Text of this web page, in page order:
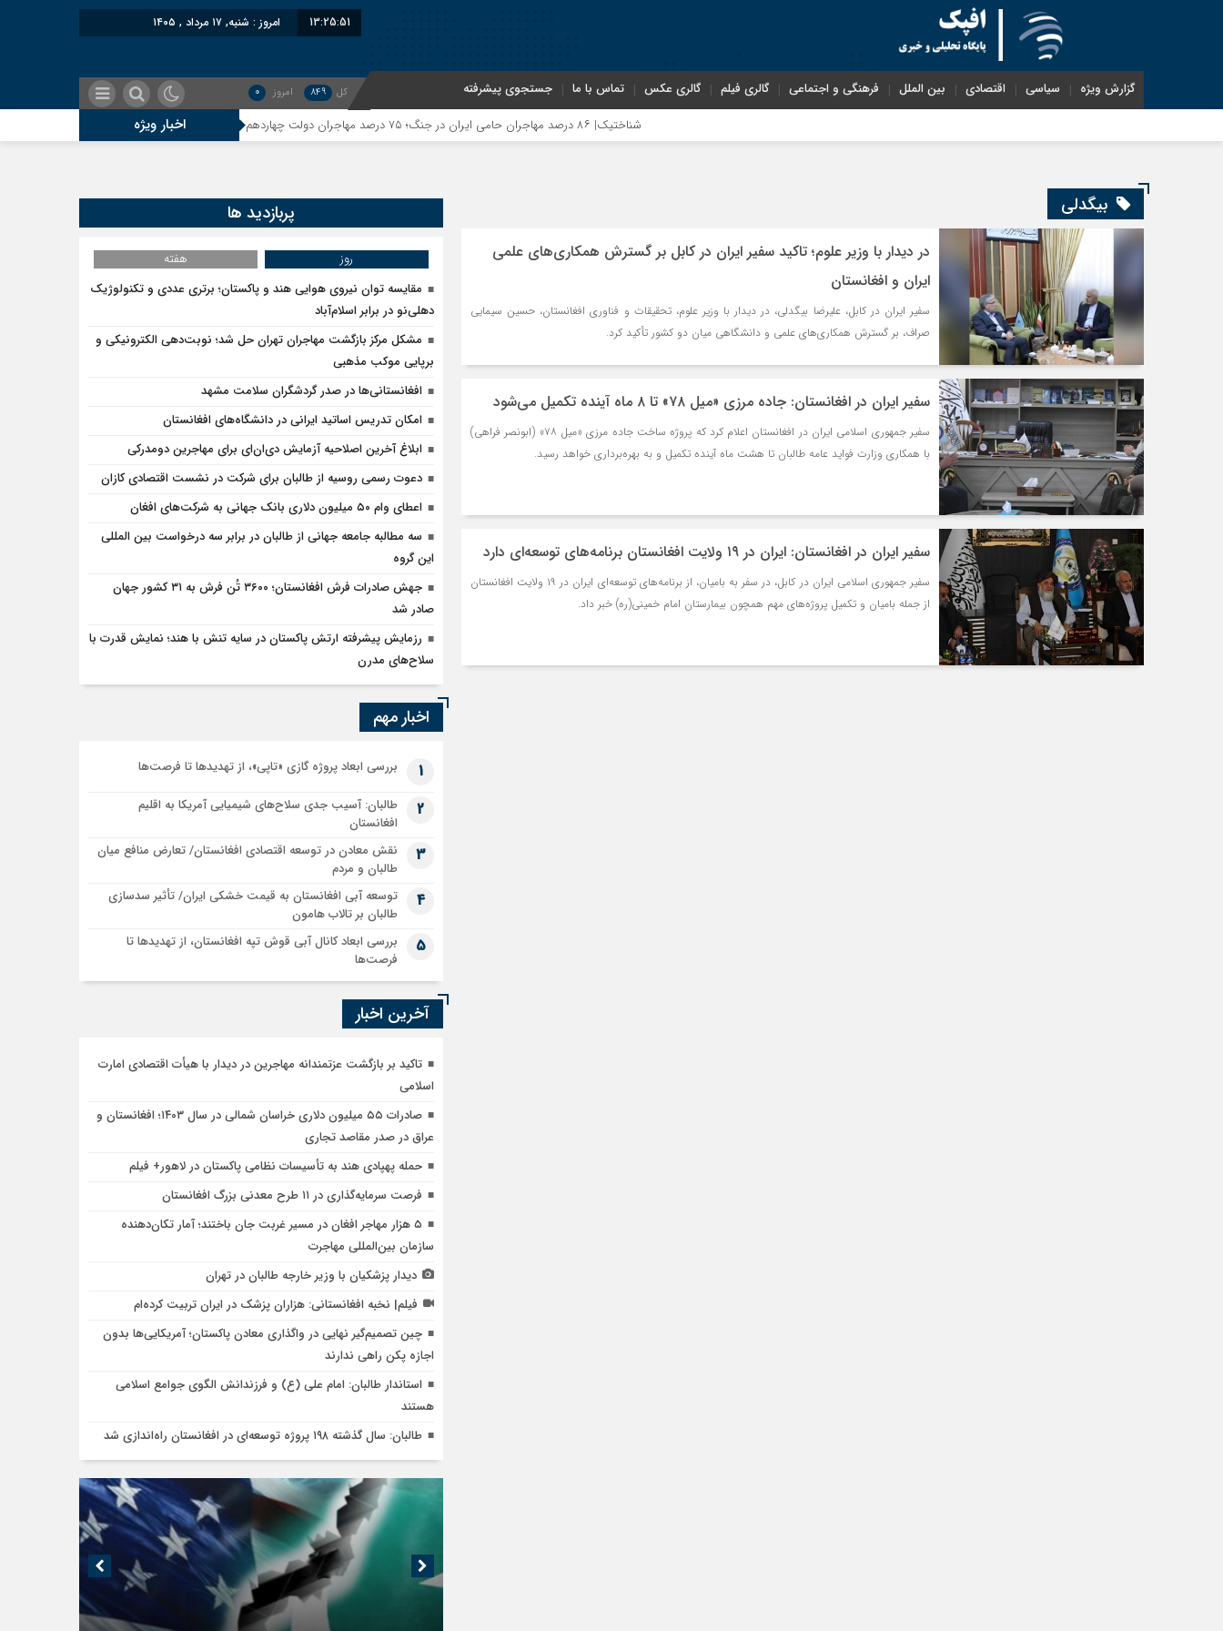
13:25:52 امروز : شنبه, ۱۷ مرداد , ۱۴۰۵
گزارش ویژه سیاسی اقتصادی بین الملل فرهنگی و اجتماعی گالری فیلم گالری عکس تماس با ما جستجوی پیشرفته کل 849 امروز 0
اخبار ویژهمعاون سنای روسیه: حکم لاهه
بیگدلی
در دیدار با وزیر علوم؛ تاکید سفیر ایران در کابل بر گسترش همکاری‌های علمی
ایران و افغانستان
سفیر ایران در کابل، علیرضا بیگدلی، در دیدار با وزیر علوم، تحقیقات و فناوری افغانستان، حسین سیمایی
صراف، بر گسترش همکاری‌های علمی و دانشگاهی میان دو کشور تأکید کرد.
سفیر ایران در افغانستان: جاده مرزی «میل ۷۸» تا ۸ ماه آینده تکمیل می‌شود
سفیر جمهوری اسلامی ایران در افغانستان اعلام کرد که پروژه ساخت جاده مرزی «میل ۷۸» (ابونصر فراهی)
با همکاری وزارت فواید عامه طالبان تا هشت ماه آینده تکمیل و به بهره‌برداری خواهد رسید.
سفیر ایران در افغانستان: ایران در ۱۹ ولایت افغانستان برنامه‌های توسعه‌ای دارد
سفیر جمهوری اسلامی ایران در کابل، در سفر به بامیان، از برنامه‌های توسعه‌ای ایران در ۱۹ ولایت افغانستان
از جمله بامیان و تکمیل پروژه‌های مهم همچون بیمارستان امام خمینی(ره) خبر داد.
پربازدید ها
روز
هفته
مقایسه توان نیروی هوایی هند و پاکستان؛ برتری عددی و تکنولوژیک
دهلی‌نو در برابر اسلام‌آباد
مشکل مرکز بازگشت مهاجران تهران حل شد؛ نوبت‌دهی الکترونیکی و
برپایی موکب مذهبی
افغانستانی‌ها در صدر گردشگران سلامت مشهد
امکان تدریس اساتید ایرانی در دانشگاه‌های افغانستان
ابلاغ آخرین اصلاحیه آزمایش دی‌ان‌ای برای مهاجرین دومدرکی
دعوت رسمی روسیه از طالبان برای شرکت در نشست اقتصادی کازان
اعطای وام ۵۰ میلیون دلاری بانک جهانی به شرکت‌های افغان
سه مطالبه جامعه جهانی از طالبان در برابر سه درخواست بین المللی
این گروه
جهش صادرات فرش افغانستان؛ ۳۶۰۰ تُن فرش به ۳۱ کشور جهان
صادر شد
رزمایش پیشرفته ارتش پاکستان در سایه تنش با هند؛ نمایش قدرت با
سلاح‌های مدرن
اخبار مهم
1 بررسی ابعاد پروژه گازی «تاپی»، از تهدیدها تا فرصت‌ها
2
طالبان: آسیب جدی سلاح‌های شیمیایی آمریکا به اقلیم
افغانستان
3
نقش معادن در توسعه اقتصادی افغانستان/ تعارض منافع میان
طالبان و مردم
4
توسعه آبی افغانستان به قیمت خشکی ایران/ تأثیر سدسازی
طالبان بر تالاب هامون
5
بررسی ابعاد کانال آبی قوش تپه افغانستان، از تهدیدها تا
فرصت‌ها
آخرین اخبار
تاکید بر بازگشت عزتمندانه مهاجرین در دیدار با هیأت اقتصادی امارت
اسلامی
صادرات ۵۵ میلیون دلاری خراسان شمالی در سال ۱۴۰۳؛ افغانستان و
عراق در صدر مقاصد تجاری
حمله پهپادی هند به تأسیسات نظامی پاکستان در لاهور+ فیلم
فرصت سرمایه‌گذاری در ۱۱ طرح معدنی بزرگ افغانستان
۵ هزار مهاجر افغان در مسیر غربت جان باختند؛ آمار تکان‌دهنده
سازمان بین‌المللی مهاجرت
دیدار پزشکیان با وزیر خارجه طالبان در تهران
فیلم| نخبه افغانستانی: هزاران پزشک در ایران تربیت کرده‌ام
چین تصمیم‌گیر نهایی در واگذاری معادن پاکستان؛ آمریکایی‌ها بدون
اجازه پکن راهی ندارند
استاندار طالبان: امام علی (ع) و فرزندانش الگوی جوامع اسلامی
هستند
طالبان: سال گذشته ۱۹۸ پروژه توسعه‌ای در افغانستان راه‌اندازی شد